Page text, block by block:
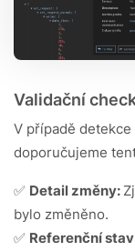
Validační
V případě
doporučujeme
✅ Detail změny:
bylo změněno.
✅ Referenční